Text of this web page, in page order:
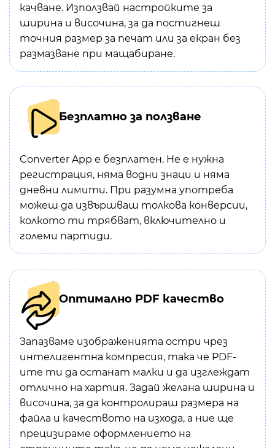
качване. Използвай настройките за
ширина и височина, за да постигнеш
точния размер за печат или за екран без
размазване при мащабиране.
Безплатно за ползване
Converter App е безплатен. Не е нужна
регистрация, няма водни знаци и няма
дневни лимити. При разумна употреба
можеш да извършваш толкова конверсии,
колкото ти трябват, включително и
големи партиди.
Оптимално PDF качество
Запазваме изображенията остри чрез
интелигентна компресия, така че PDF-
ите ти да останат малки и да изглеждат
отлично на хартия. Задай желана ширина и
височина, за да контролираш размера на
файла и качеството на изхода, а ние ще
прецизираме оформлението на